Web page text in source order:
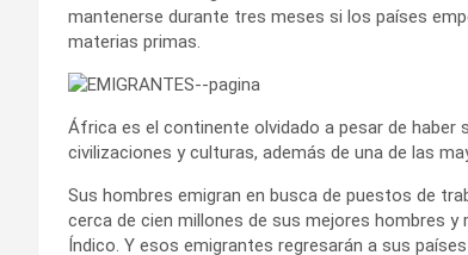
mantenerse durante tres meses si los países
materias primas.
África es el continente olvidado a pesar de haber
civilizaciones y culturas, además de una de las
Sus hombres emigran en busca de puestos de
cerca de cien millones de sus mejores hombres
Índico. Y esos emigrantes regresarán a sus